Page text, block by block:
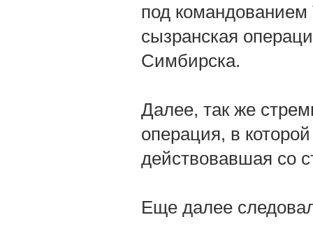
под
сызранская
Симбирска.
Далее, так же
операция, в
действовавшая со
Еще далее